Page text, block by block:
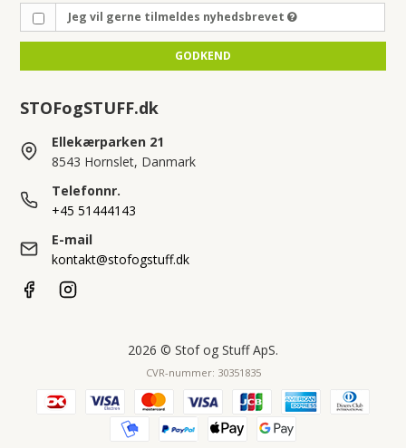
Jeg vil gerne tilmeldes nyhedsbrevet
GODKEND
STOFogSTUFF.dk
Ellekærparken 21
8543 Hornslet, Danmark
Telefonnr.
+45 51444143
E-mail
kontakt@stofogstuff.dk
2026 © Stof og Stuff ApS.
CVR-nummer: 30351835